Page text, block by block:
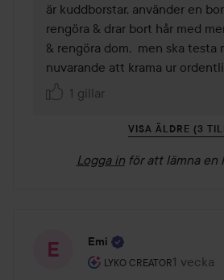
är kuddborstar, använder en
rengöra & drar bort hår med
& rengöra dom,  men ska testa
nuvarande att krama ur
1 gillar
VISA ÄLDRE (3
Logga in för att lämna en
Emi
LYKO CREATOR
Användarens roll: Lyko
1 vecka
Inlägget